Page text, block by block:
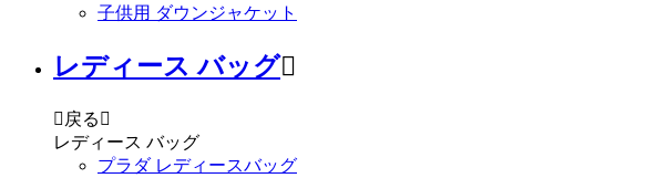
子供用 ダウンジャケット
レディース バッグ
 戻る 
レディース バッグ
プラダ レディースバッグ